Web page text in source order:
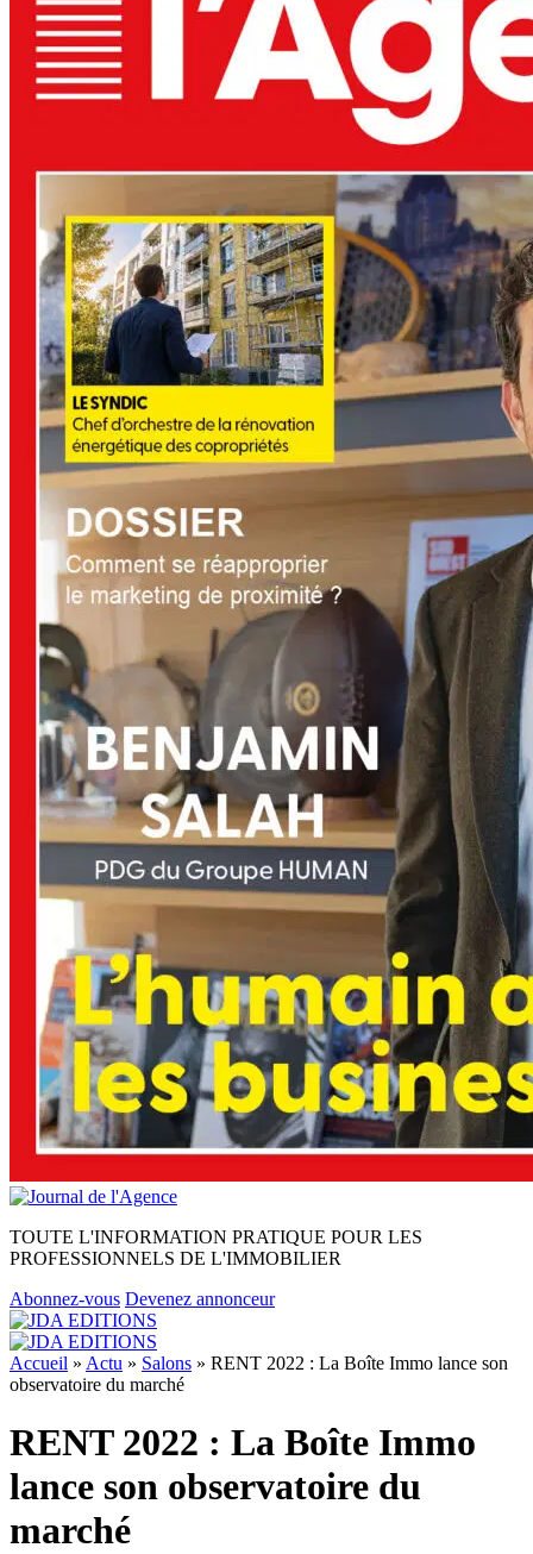
TOUTE L'INFORMATION PRATIQUE POUR LES
PROFESSIONNELS DE L'IMMOBILIER
Abonnez-vous Devenez annonceur
Accueil » Actu » Salons » RENT 2022 : La Boîte Immo lance son
observatoire du marché
RENT 2022 : La Boîte Immo
lance son observatoire du
marché